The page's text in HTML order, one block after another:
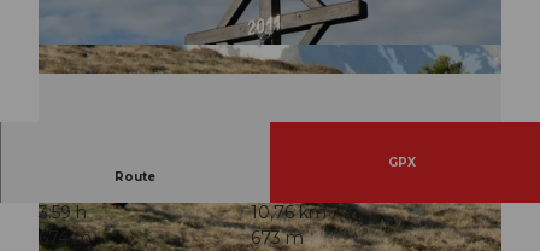
Route
GPX
3:59 h
10,76 km
674 m
673 m